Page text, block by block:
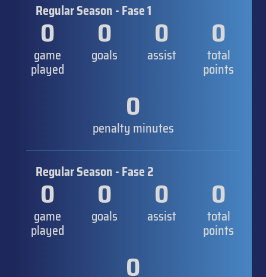
Regular Season - Fase 1
0
game
played
0
goals
0
assist
0
total
points
0
penalty minutes
Regular Season - Fase 2
0
game
played
0
goals
0
assist
0
total
points
0